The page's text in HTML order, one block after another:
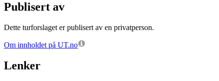
Publisert av
Dette turforslaget er publisert av en privatperson.
Om innholdet på UT.no
Lenker